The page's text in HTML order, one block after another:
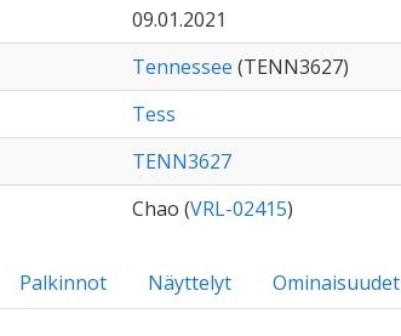
09.01.2021
Tennessee (TENN3627)
Tess
TENN3627
Chao (VRL-02415)
Palkinnot Näyttelyt Ominaisuudet